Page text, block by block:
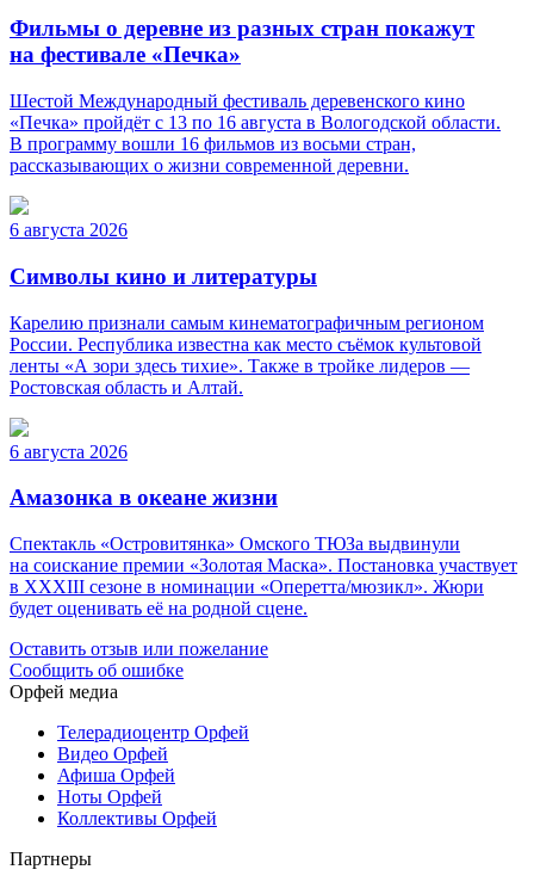
Фильмы о деревне из разных стран покажут
на фестивале «Печка»
Шестой Международный фестиваль деревенского кино
«Печка» пройдёт с 13 по 16 августа в Вологодской области.
В программу вошли 16 фильмов из восьми стран,
рассказывающих о жизни современной деревни.
6 августа 2026
Символы кино и литературы
Карелию признали самым кинематографичным регионом
России. Республика известна как место съёмок культовой
ленты «А зори здесь тихие». Также в тройке лидеров —
Ростовская область и Алтай.
6 августа 2026
Амазонка в океане жизни
Спектакль «Островитянка» Омского ТЮЗа выдвинули
на соискание премии «Золотая Маска». Постановка участвует
в XXXIII сезоне в номинации «Оперетта/мюзикл». Жюри
будет оценивать её на родной сцене.
Оставить отзыв или пожелание
Сообщить об ошибке
Орфей медиа
Телерадиоцентр Орфей
Видео Орфей
Афиша Орфей
Ноты Орфей
Коллективы Орфей
Партнеры